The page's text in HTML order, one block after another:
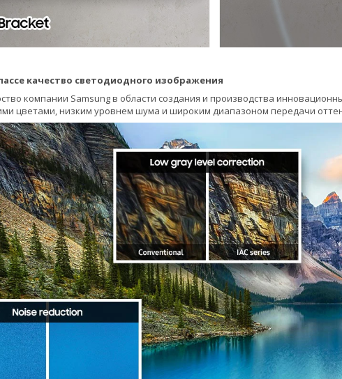
качество светодиодного изображения
компании Samsung в области создания и производства
цветами, низким уровнем шума и широким диапазоном передачи